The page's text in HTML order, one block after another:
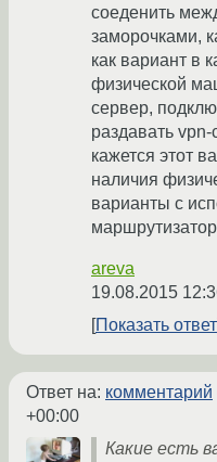
соеденить
заморочками,
как вариант в
физической
сервер,
раздавать
кажется этот
наличия
варианты с
areva
19.08.2015
Показать ответ
Ответ на: комментарий
+00:00
Какие есть